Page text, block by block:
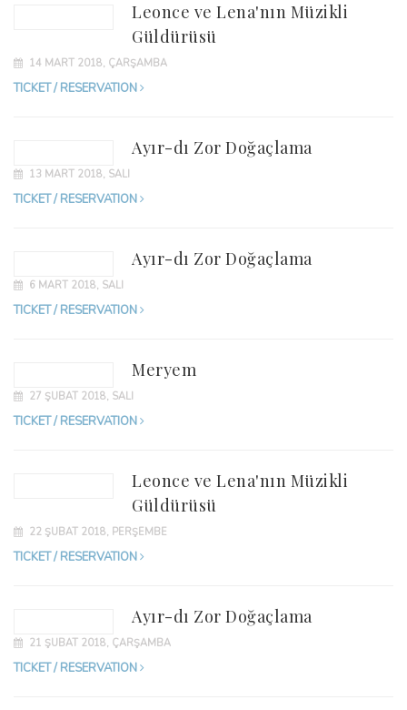
Leonce ve Lena'nın Müzikli
Güldürüsü
14 MART 2018, ÇARŞAMBA
TICKET / RESERVATION
Ayır-dı Zor Doğaçlama
13 MART 2018, SALI
TICKET / RESERVATION
Ayır-dı Zor Doğaçlama
6 MART 2018, SALI
TICKET / RESERVATION
Meryem
27 ŞUBAT 2018, SALI
TICKET / RESERVATION
Leonce ve Lena'nın Müzikli
Güldürüsü
22 ŞUBAT 2018, PERŞEMBE
TICKET / RESERVATION
Ayır-dı Zor Doğaçlama
21 ŞUBAT 2018, ÇARŞAMBA
TICKET / RESERVATION